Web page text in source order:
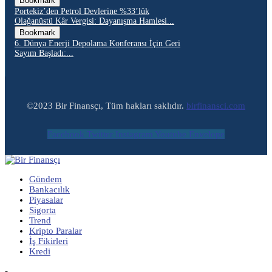
Portekiz’den Petrol Devlerine %33’lük
Olağanüstü Kâr Vergisi: Dayanışma Hamlesi...
Bookmark
6. Dünya Enerji Depolama Konferansı İçin Geri
Sayım Başladı:...
©2023 Bir Finansçı, Tüm hakları saklıdır. birfinansci.com
Facebook Twitter Instagram Youtube Envelope
Gündem
Bankacılık
Piyasalar
Sigorta
Trend
Kripto Paralar
İş Fikirleri
Kredi